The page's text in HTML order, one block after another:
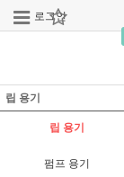
로그인
립 용기
립 용기
펌프 용기